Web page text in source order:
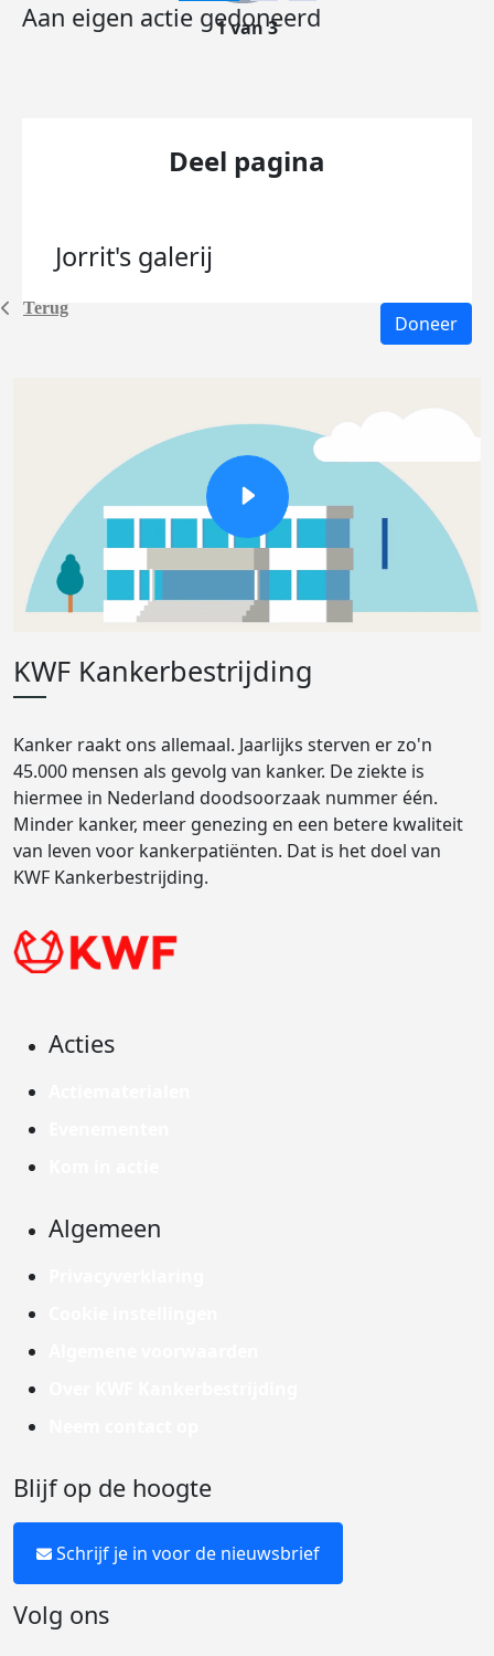
Terug
Aan eigen actie gedoneerd
1 van 3
Deel pagina
Jorrit's galerij
Doneer
KWF Kankerbestrijding
Kanker raakt ons allemaal. Jaarlijks sterven er zo'n
45.000 mensen als gevolg van kanker. De ziekte is
hiermee in Nederland doodsoorzaak nummer één.
Minder kanker, meer genezing en een betere kwaliteit
van leven voor kankerpatiënten. Dat is het doel van
KWF Kankerbestrijding.
Acties
Algemeen
Blijf op de hoogte
Schrijf je in voor de nieuwsbrief
Volg ons